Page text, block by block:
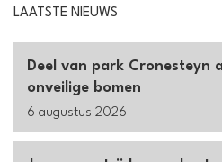
LAATSTE NIEUWS
Deel van park Cronesteyn
onveilige bomen
6 augustus 2026